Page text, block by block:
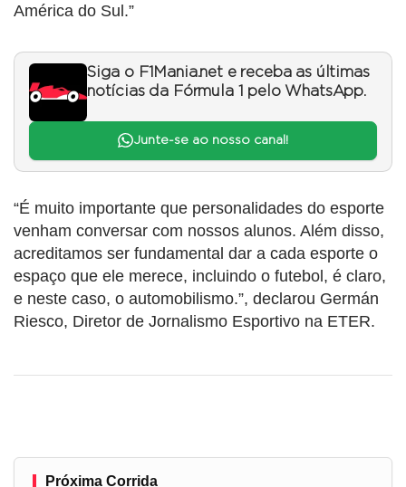
América do Sul.”
Siga o F1Mania.net e receba as últimas
notícias da Fórmula 1 pelo WhatsApp.
Junte-se ao nosso canal!
“É muito importante que personalidades do esporte
venham conversar com nossos alunos. Além disso,
acreditamos ser fundamental dar a cada esporte o
espaço que ele merece, incluindo o futebol, é claro,
e neste caso, o automobilismo.”, declarou Germán
Riesco, Diretor de Jornalismo Esportivo na ETER.
Próxima Corrida